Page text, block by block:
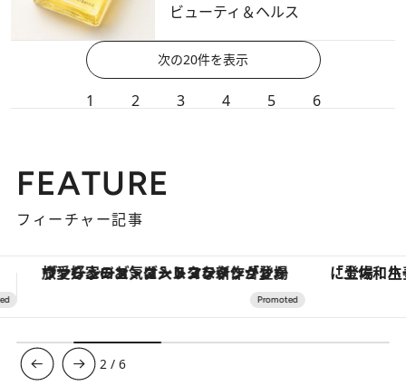
ビューティ＆ヘルス
次の20件を表示
1 2 3 4 5 6
FEATURE
フィーチャー記事
「土佐和ハーブかき氷」がOMO7高知に登場！生姜、山椒、大葉など目にも舌にも涼を呼ぶ郷土の味 【夏限定ディナーコース】旬を
3 /6